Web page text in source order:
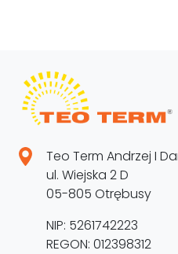
Teo Term Andrzej I
ul. Wiejska 2 D
05-805 Otrębusy
NIP: 5261742223
REGON: 012398312